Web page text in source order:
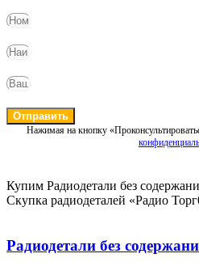
Отправить
Нажимая на кнопку
Купим Радиодетали без
Скупка радиодеталей «Радио
Радиодетали без